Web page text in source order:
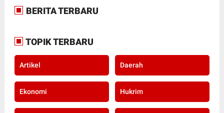
BERITA TERBARU
TOPIK TERBARU
Artikel Daerah
Ekonomi Hukrim